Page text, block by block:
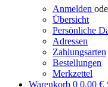
Anmelden
Übersicht
Persönliche
Adressen
Zahlungsarten
Bestellungen
Merkzettel
Warenkorb 0 0,00 €